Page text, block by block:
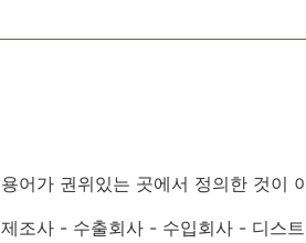
용어가 권위있는 곳에서 정의한 것이
제조사 - 수출회사 - 수입회사 - 디스